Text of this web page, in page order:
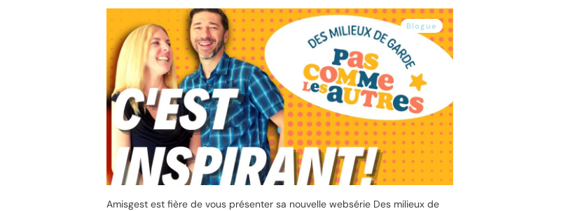
Blogue
Amisgest est fière de vous présenter sa nouvelle websérie Des milieux de